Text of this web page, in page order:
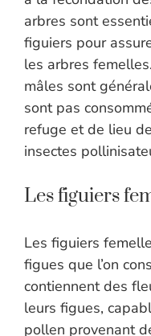
arbres sont
figuiers pour
les arbres
mâles sont
sont pas
refuge et de lieu
insectes
Les figuiers
Les figuiers
figues que l’on
contiennent des
leurs figues,
pollen provenant